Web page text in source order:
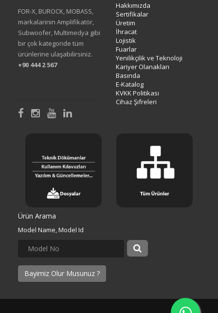
FOR-X, BUROCK, MOBASS,
markalarinin Amplifikatör,
Subwoofer, Multimedya gibi
bir çok kategoride tüm
ürünlerine ulaşabilirsiniz.
+90 444 2 567
Hakkımızda
Sertifikalar
Üretim
İhracat
Lojistik
Fuarlar
Yenilikçilik ve Teknoloji
Kariyer Olanakları
Basında
E-Katalog
KVKK Politikası
Cihaz Şifreleri
Ürün Arama
Model Name, Model Id
Bayimiz Olur Musunuz ?